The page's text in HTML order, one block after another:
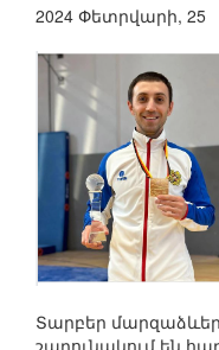
2024 Փետրվարի, 25
Տարբեր
շարունակում են